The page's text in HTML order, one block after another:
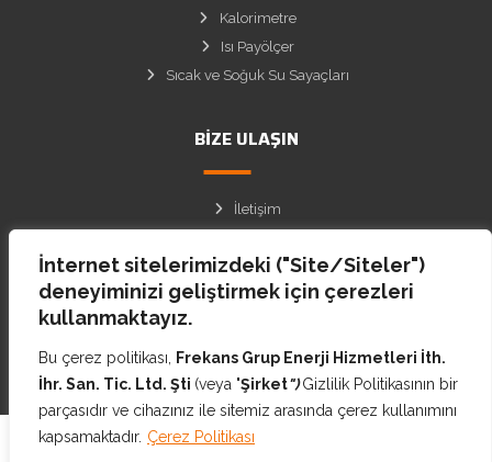
İnternet sitelerimizdeki ("Site/Siteler")
deneyiminizi geliştirmek için çerezleri
kullanmaktayız.
Bu çerez politikası,
Frekans Grup Enerji Hizmetleri İth.
İhr. San. Tic. Ltd. Şti (veya "Şirket")Gizlilik Politikasının bir
parçasıdır ve cihazınız ile sitemiz arasında çerez kullanımını
kapsamaktadır. Çerez Politikası
Kalorimetre
Isı Payölçer
Sıcak ve Soğuk Su Sayaçları
BIZE ULAŞIN
İletişim
Facebook
Instagram
© Copyright Frekans Enerji 2021 All Rights Reserved.